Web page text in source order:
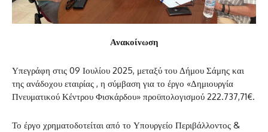
Ανακοίνωση
Υπεγράφη στις 09 Ιουλίου 2025, μεταξύ του Δήμου Σάμης και
της ανάδοχου εταιρίας , η σύμβαση για το έργο «Δημιουργία
Πνευματικού Κέντρου Φισκάρδου» προϋπολογισμού 222.737,71€.
Το έργο χρηματοδοτείται από το Υπουργείο Περιβάλλοντος &